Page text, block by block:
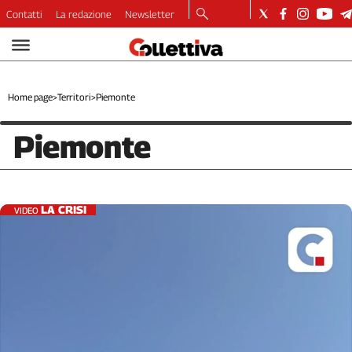
Video
Dirette
Copertine
Economia
Diritti
Contatti La redazione Newsletter
Home page>Territori>Piemonte
Piemonte
VIDEO LA CRISI